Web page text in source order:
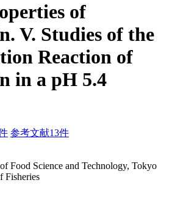
of
V. Studies of the
Reaction of
in a pH 5.4
参考文献13件
Food Science and Technology, Tokyo
Fisheries